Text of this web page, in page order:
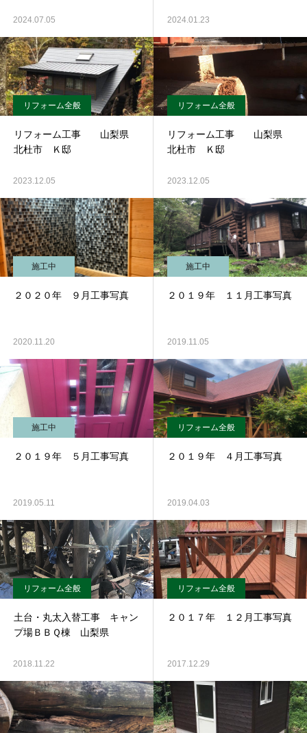
2024.07.05 2024.01.23
リフォーム全般
リフォーム工事 山梨県
北杜市 Ｋ邸
2023.12.05
リフォーム全般
リフォーム工事 山梨県
北杜市 Ｋ邸
2023.12.05
施工中
２０２０年 ９月工事写真
2020.11.20
施工中
２０１９年 １１月工事写真
2019.11.05
施工中
２０１９年 ５月工事写真
2019.05.11
リフォーム全般
２０１９年 ４月工事写真
2019.04.03
リフォーム全般
土台・丸太入替工事 キャン
プ場ＢＢＱ棟 山梨県
2018.11.22
リフォーム全般
２０１７年 １２月工事写真
2017.12.29